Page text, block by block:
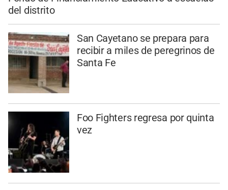
del distrito
San Cayetano se prepara para
recibir a miles de peregrinos de
Santa Fe
Foo Fighters regresa por quinta
vez